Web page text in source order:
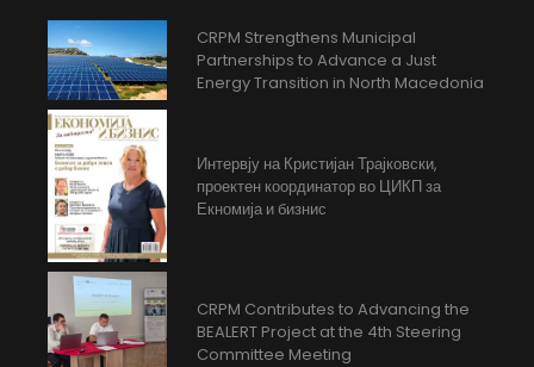
CRPM Strengthens Municipal
Partnerships to Advance a Just
Energy Transition in North Macedonia
Интервју на Кристијан Трајковски,
проектен координатор во ЦИКП за
Екномија и бизнис
CRPM Contributes to Advancing the
BEALERT Project at the 4th Steering
Committee Meeting